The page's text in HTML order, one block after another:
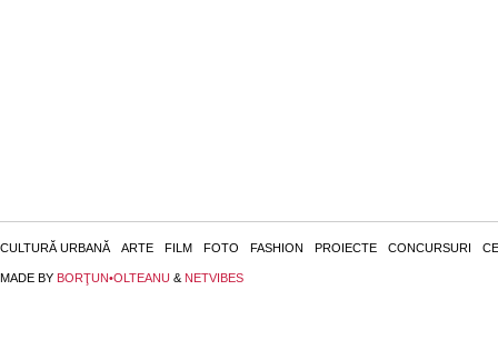
CULTURĂ URBANĂ ARTE FILM FOTO FASHION PROIECTE CONCURSURI
MADE BY BORŢUN•OLTEANU & NETVIBES